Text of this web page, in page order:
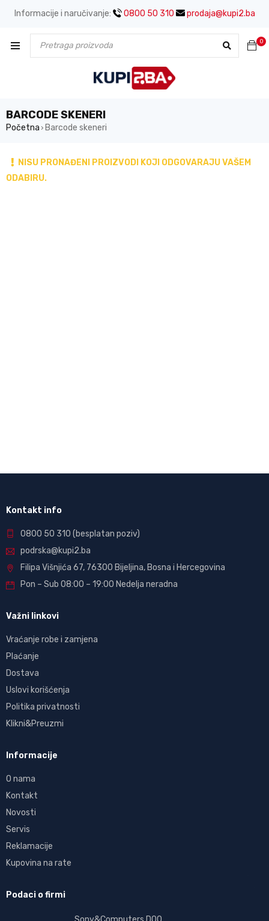
Informacije i naručivanje: 0800 50 310 prodaja@kupi2.ba
0
BARCODE SKENERI
Početna › Barcode skeneri
NISU PRONAĐENI PROIZVODI KOJI ODGOVARAJU VAŠEM
ODABIRU.
Kontakt info
0800 50 310 (besplatan poziv)
podrska@kupi2.ba
Filipa Višnjića 67, 76300 Bijeljina, Bosna i Hercegovina
Pon – Sub 08:00 – 19:00 Nedelja neradna
Važni linkovi
Vraćanje robe i zamjena
Plaćanje
Dostava
Uslovi korišćenja
Politika privatnosti
Klikni&Preuzmi
Informacije
O nama
Kontakt
Novosti
Servis
Reklamacije
Kupovina na rate
Podaci o firmi